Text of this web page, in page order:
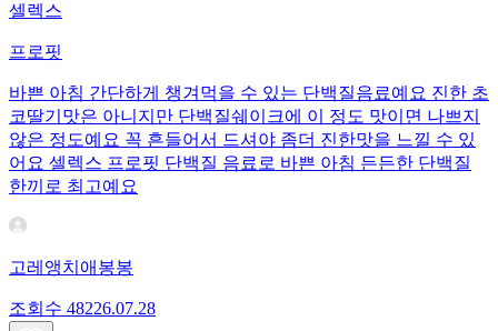
셀렉스
프로핏
바쁜 아침 간단하게 챙겨먹을 수 있는 단백질음료예요 진한 초
코딸기맛은 아니지만 단백질쉐이크에 이 정도 맛이면 나쁘지
않은 정도예요 꼭 흔들어서 드셔야 좀더 진한맛을 느낄 수 있
어요 셀렉스 프로핏 단백질 음료로 바쁜 아침 든든한 단백질
한끼로 최고예요
고레앵치애봉봉
조회수 48226.07.28